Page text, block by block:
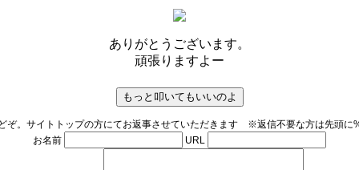
ありがとうございます。
頑張りますよー
ぞ。サイトトップの方にてお返事させていただきます ※返信不要な方は先頭に
お名前
URL